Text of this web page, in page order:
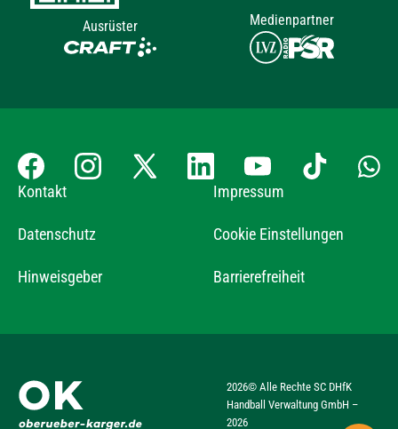
Ausrüster Medienpartner
Kontakt Impressum
Datenschutz Cookie Einstellungen
Hinweisgeber Barrierefreiheit
2026© Alle Rechte SC DHfK
Handball Verwaltung GmbH –
2026